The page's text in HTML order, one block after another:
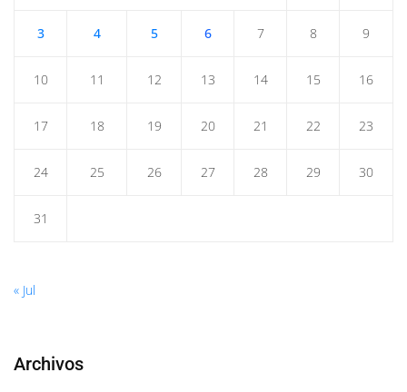
3 4 5 6 7 8 9
10 11 12 13 14 15 16
17 18 19 20 21 22 23
24 25 26 27 28 29 30
31
« Jul
Archivos